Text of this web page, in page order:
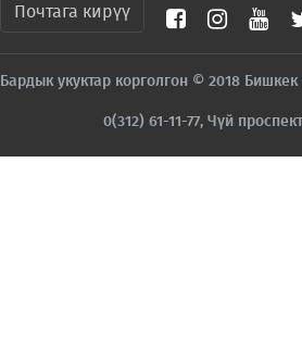
Почтага кирүү
Бардык укуктар корголгон © 2018
0(312) 61-11-77, Чүй